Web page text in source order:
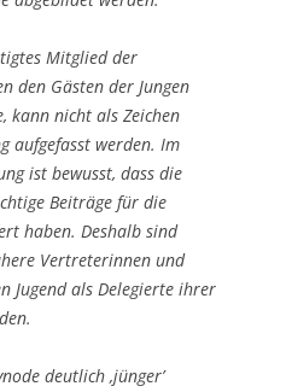
Mitglied der
den Gästen der Jungen
kann nicht als Zeichen
aufgefasst werden. Im
ist bewusst, dass die
Beiträge für die
haben. Deshalb sind
Vertreterinnen und
Jugend als Delegierte ihrer
deutlich ‚jünger’